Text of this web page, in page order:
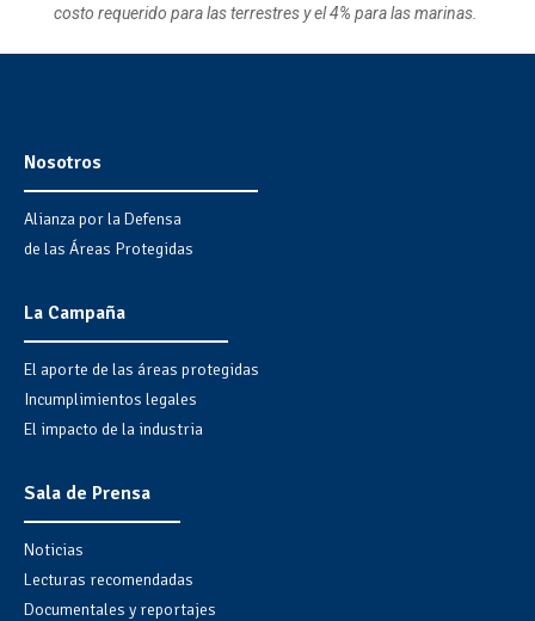
costo requerido para las terrestres y el 4% para las marinas.
Nosotros
Alianza por la Defensa
de las Áreas Protegidas
La Campaña
El aporte de las áreas protegidas
Incumplimientos legales
El impacto de la industria
Sala de Prensa
Noticias
Lecturas recomendadas
Documentales y reportajes